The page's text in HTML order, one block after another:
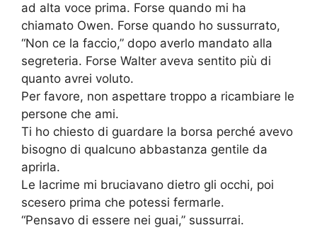
ad alta voce prima. Forse quando mi ha
chiamato Owen. Forse quando ho sussurrato,
“Non ce la faccio,” dopo averlo mandato alla
segreteria. Forse Walter aveva sentito più di
quanto avrei voluto.
Per favore, non aspettare troppo a ricambiare le
persone che ami.
Ti ho chiesto di guardare la borsa perché avevo
bisogno di qualcuno abbastanza gentile da
aprirla.
Le lacrime mi bruciavano dietro gli occhi, poi
scesero prima che potessi fermarle.
“Pensavo di essere nei guai,” sussurrai.